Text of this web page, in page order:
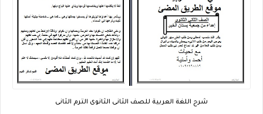
شرح اللغة العربية للصف الثانى الثانوى الترم الثانى